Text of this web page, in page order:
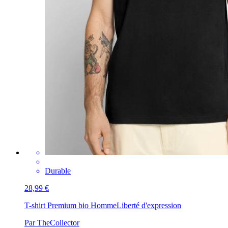
Durable
28,99 €
T-shirt Premium bio HommeLiberté d'expression
Par TheCollector